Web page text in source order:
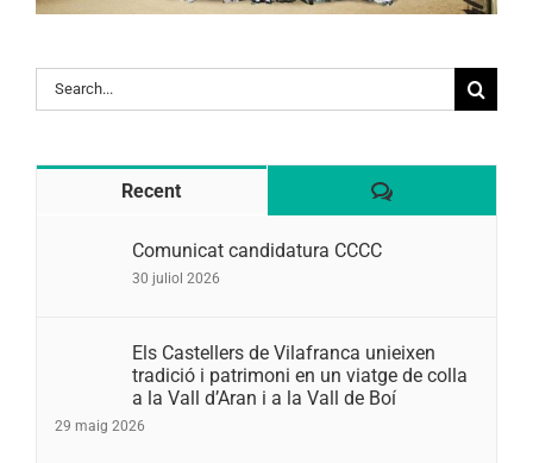
Search
for:
Recent Comentaris
Comunicat candidatura CCCC
30 juliol 2026
Els Castellers de Vilafranca unieixen
tradició i patrimoni en un viatge de colla
a la Vall d’Aran i a la Vall de Boí
29 maig 2026